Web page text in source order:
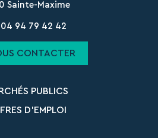
Sainte-Maxime
04 94 79 42 42
CONTACTER
PUBLICS
D’EMPLOI